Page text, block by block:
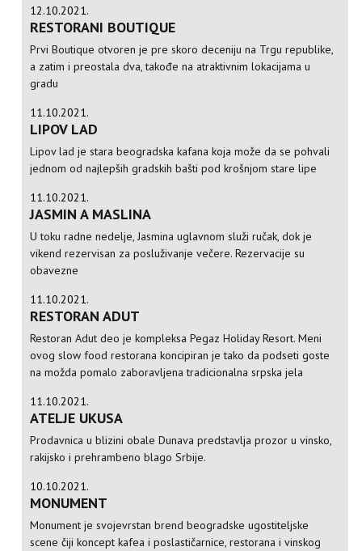
12.10.2021.
RESTORANI BOUTIQUE
Prvi Boutique otvoren je pre skoro deceniju na Trgu republike,
a zatim i preostala dva, takođe na atraktivnim lokacijama u
gradu
11.10.2021.
LIPOV LAD
Lipov lad je stara beogradska kafana koja može da se pohvali
jednom od najlepših gradskih bašti pod krošnjom stare lipe
11.10.2021.
JASMIN A MASLINA
U toku radne nedelje, Jasmina uglavnom služi ručak, dok je
vikend rezervisan za posluživanje večere. Rezervacije su
obavezne
11.10.2021.
RESTORAN ADUT
Restoran Adut deo je kompleksa Pegaz Holiday Resort. Meni
ovog slow food restorana koncipiran je tako da podseti goste
na možda pomalo zaboravljena tradicionalna srpska jela
11.10.2021.
ATELJE UKUSA
Prodavnica u blizini obale Dunava predstavlja prozor u vinsko,
rakijsko i prehrambeno blago Srbije.
10.10.2021.
MONUMENT
Monument je svojevrstan brend beogradske ugostiteljske
scene čiji koncept kafea i poslastičarnice, restorana i vinskog